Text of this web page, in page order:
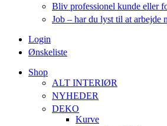
Bliv professionel kunde eller
Job – har du lyst til at arbejde
Login
Ønskeliste
Shop
ALT INTERIØR
NYHEDER
DEKO
Kurve